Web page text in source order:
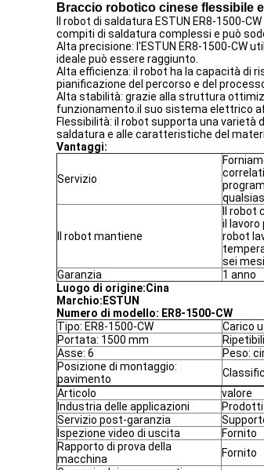
Braccio robotico cinese flessibile
Il robot di saldatura ESTUN ER8-1500-
compiti di saldatura complessi e può
Alta precisione: l'ESTUN ER8-1500-
ideale può essere raggiunto.
Alta efficienza: il robot ha la capacità di
pianificazione del percorso e del
Alta stabilità: grazie alla struttura
funzionamento.il suo sistema elettrico
Flessibilità: il robot supporta una varietà
saldatura e alle caratteristiche del
Vantaggi:
Servizio
Il robot mantiene
Il
il lavoro
robot
sei
Garanzia
1 anno
Luogo di origine:Cina
Marchio: ESTUN
Numero di modello: ER8-1500-CW
Tipo: ER8-1500-CW
Carico
Portata: 1500 mm
Asse: 6
Peso:
Posizione di montaggio:
pavimento
Articolo
valore
Industria delle applicazioni
Servizio post-garanzia
Ispezione video di uscita
Fornito
Rapporto di prova della
macchina
Fornito